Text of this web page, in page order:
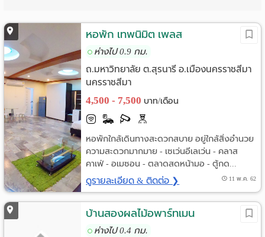
หอพัก เทพนิมิต เพลส
ห่างไป 0.9 กม.
ถ.มหาวิทยาลัย ต.สุรนารี อ.เมืองนครราชสีมา
นครราชสีมา
4,500 - 7,500 บาท/เดือน
หอพักใกล้เดินทางสะดวกสบาย อยู่ใกล้สิ่งอำนวย
ความสะดวกมากมาย - เซเว่นอีเลเว่น - คลาส
คาเฟ่ - อเมซอน - ตลาดสดหน้ามอ - ตู้กด...
ดูรายละเอียด & ติดต่อ ❯ 11 พ.ค. 62
บ้านสองผลไม้อพาร์ทเมน
ห่างไป 0.4 กม.